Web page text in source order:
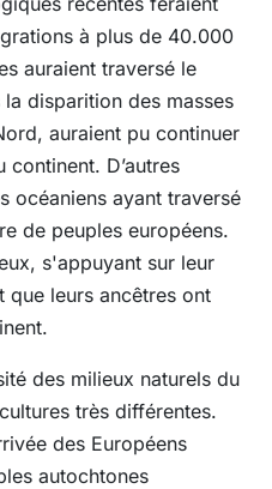
à plus de 40.000
auraient traversé le
disparition des masses
auraient pu continuer
D’autres
océaniens ayant traversé
de peuples européens.
s'appuyant sur leur
que leurs ancêtres ont
des milieux naturels du
très différentes.
des Européens
autochtones